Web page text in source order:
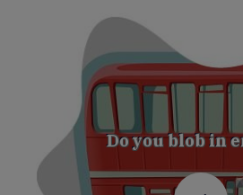
Do you blob in